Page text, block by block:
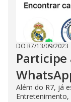
DO R7/13/09/2023
Participe
Além do R7, já
Entretenimento,